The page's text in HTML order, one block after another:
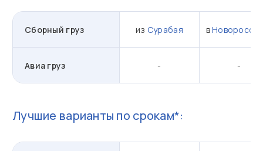
Сборный груз из Сурабая в
Авиа груз - -
Лучшие варианты по срокам*: